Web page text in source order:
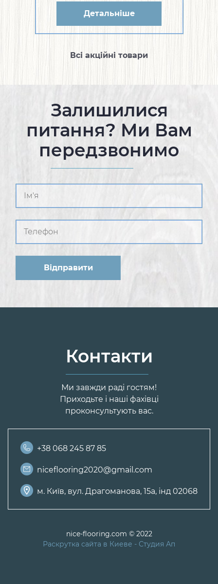
Детальніше
Всі акційні товари
Залишилися
питання? Ми Вам
передзвонимо
Контакти
Ми завжди раді гостям!
Приходьте і наші фахівці
проконсультують вас.
+38 068 245 87 85
niceflooring2020@gmail.com
м. Київ, вул. Драгоманова, 15а, інд 02068
nice-flooring.com © 2022
Раскрутка сайта в Киеве - Студия Ап